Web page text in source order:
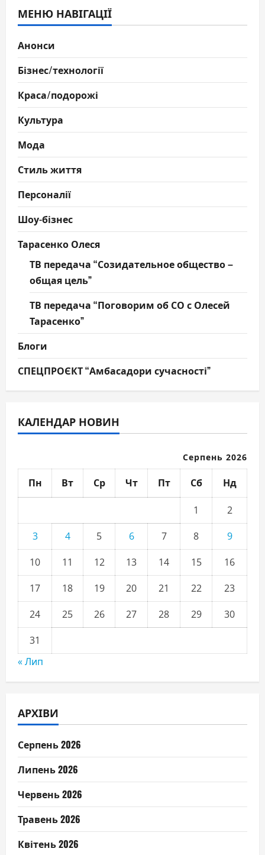
МЕНЮ НАВІГАЦІЇ
Анонси
Бізнес/технології
Краса/подорожі
Культура
Мода
Стиль життя
Персоналії
Шоу-бізнес
Тарасенко Олеся
ТВ передача “Созидательное общество –
общая цель”
ТВ передача “Поговорим об СО с Олесей
Тарасенко”
Блоги
СПЕЦПРОЄКТ “Амбасадори сучасності”
КАЛЕНДАР НОВИН
Серпень 2026
Пн Вт Ср Чт Пт Сб Нд
1
2
3
4 5 6 7 8
9
10
11 12 13 14 15
16
17
18 19 20 21 22
23
24
25 26 27 28 29
30
31
« Лип
АРХІВИ
Серпень 2026
Липень 2026
Червень 2026
Травень 2026
Квітень 2026